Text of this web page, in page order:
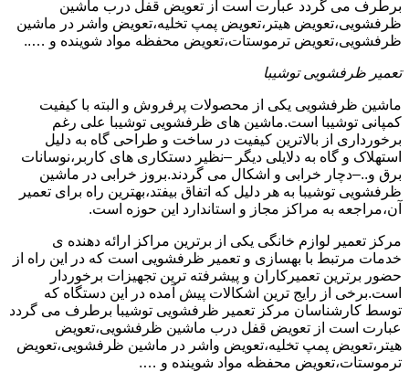
برطرف می گردد عبارت است از تعویض قفل درب ماشین
ظرفشویی،تعویض هیتر،تعویض پمپ تخلیه،تعویض واشر در ماشین
ظرفشویی،تعویض ترموستات،تعویض محفظه مواد شوینده و …..
تعمیر ظرفشویی توشیبا
ماشین ظرفشویی یکی از محصولات پرفروش و البته با کیفیت
کمپانی توشیبا است.ماشین های ظرفشویی توشیبا علی رغم
برخورداری از بالاترین کیفیت در ساخت و طراحی گاه به دلیل
استهلاک و گاه به دلایلی دیگر –نظیر دستکاری های کاربر،نوسانات
برق و..–دچار خرابی و اشکال می گردند.بروز خرابی در ماشین
ظرفشویی توشیبا به هر دلیل که اتفاق بیفتد،بهترین راه برای تعمیر
آن،مراجعه به مراکز مجاز و استاندارد این حوزه است.
مرکز تعمیر لوازم خانگی یکی از برترین مراکز ارائه دهنده ی
خدمات مرتبط با بهسازی و تعمیر ظرفشویی است که در این راه از
حضور برترین تعمیرکاران و پیشرفته ترین تجهیزات برخوردار
است.برخی از رایج ترین اشکالات پیش آمده در این دستگاه که
توسط کارشناسان مرکز تعمیر ظرفشویی توشیبا برطرف می گردد
عبارت است از تعویض قفل درب ماشین ظرفشویی،تعویض
هیتر،تعویض پمپ تخلیه،تعویض واشر در ماشین ظرفشویی،تعویض
ترموستات،تعویض محفظه مواد شوینده و ….